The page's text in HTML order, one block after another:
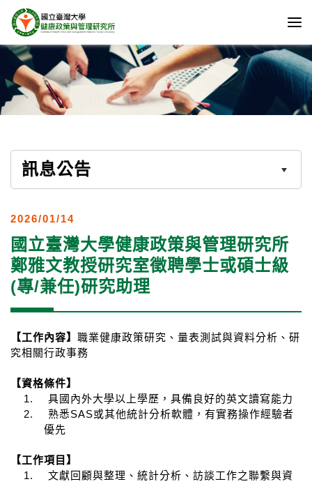
訊息公告
2026/01/14
國立臺灣大學健康政策與管理研究所
鄭雅文教授研究室徵聘學士或碩士級
(專/兼任)研究助理
【工作內容】 職業健康政策研究、量表測試與資料分析、 研
究相關行政事務
【資格條件】
1. 具國內外大學以上學歷，具備良好的英文讀寫能力
2. 熟悉SAS或其他統計分析軟體，有實務操作經驗者
優先
【工作項目】
1.
文獻回顧與整理、統計分析、訪談工作之聯繫與資